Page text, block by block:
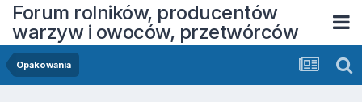
Forum rolników, producentów
warzyw i owoców, przetwórców
Opakowania